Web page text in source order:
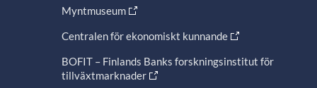
Myntmuseum
Centralen för ekonomiskt kunnande
BOFIT – Finlands Banks forskningsinstitut för
tillväxtmarknader